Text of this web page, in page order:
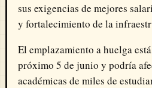
sus exigencias de mejores
y fortalecimiento de la
El emplazamiento a huelga
próximo 5 de junio y podría
académicas de miles de